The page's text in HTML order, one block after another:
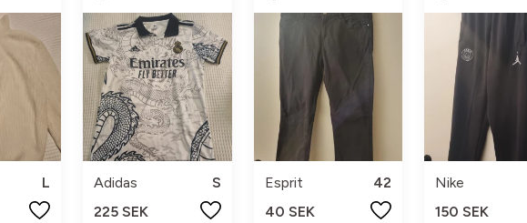
L
Adidas
S
225 SEK
Esprit
42
40 SEK
Nike
150 SEK